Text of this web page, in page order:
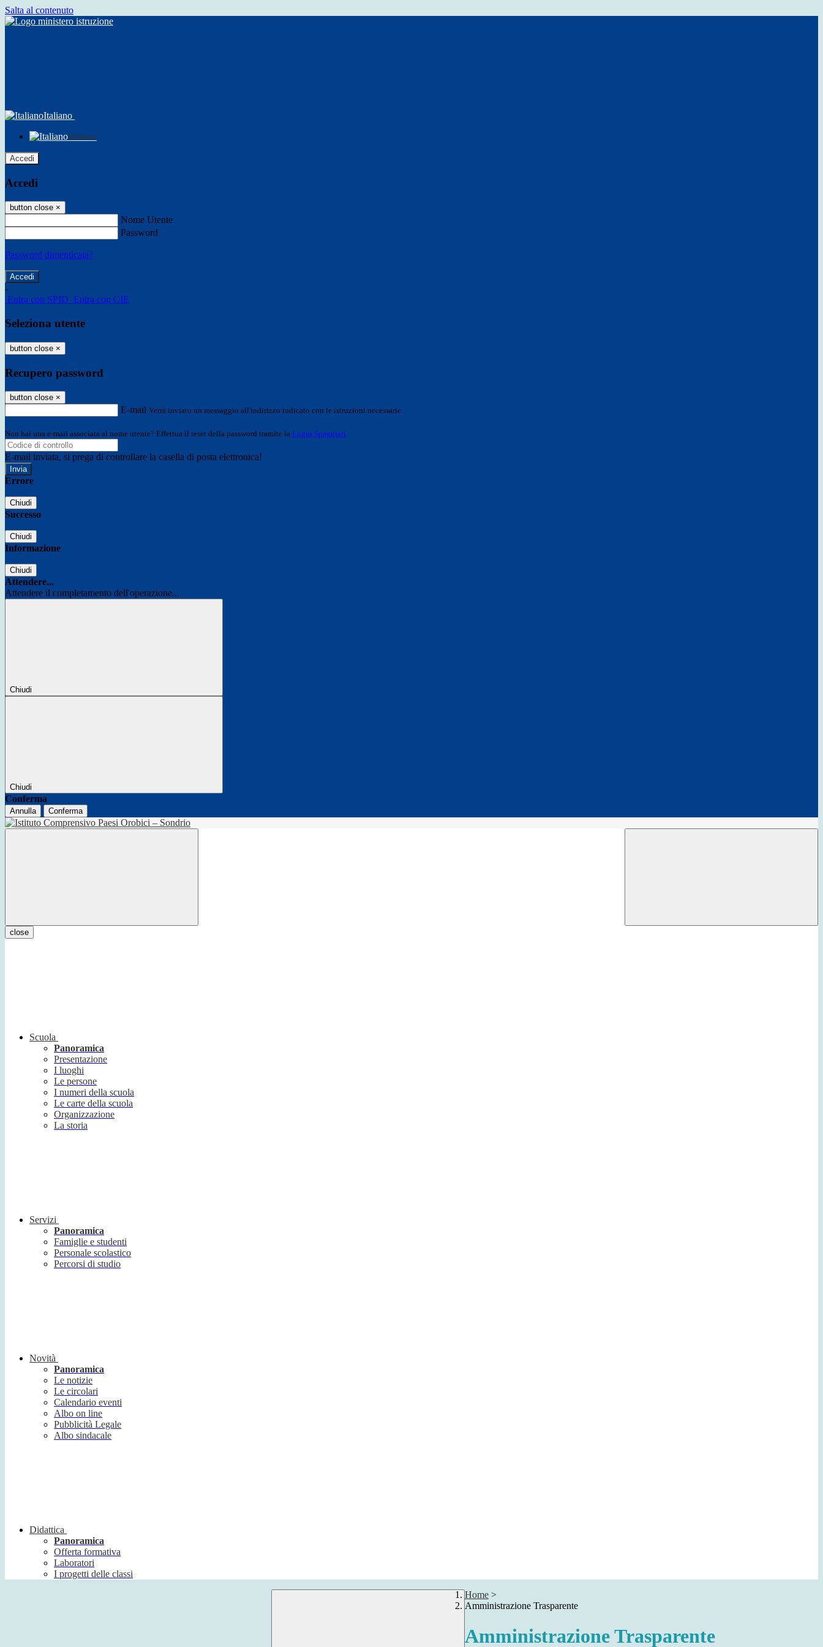
Salta al contenuto
Italiano
Italiano
Accedi
Accedi
button close ×
Nome Utente
Password
Password dimenticata?
-
Entra con SPID Entra con CIE
Seleziona utente
button close ×
Recupero password
button close ×
E-mail Verrà inviato un messaggio all'indirizzo indicato con le istruzioni necessarie.
Non hai una e-mail associata al nome utente? Effettua il reset della password tramite la Login Spaggiari
E-mail inviata, si prega di controllare la casella di posta elettronica!
Errore
Chiudi
Successo
Chiudi
Informazione
Chiudi
Attendere...
Attendere il completamento dell'operazione...
Chiudi
Chiudi
Conferma
Annulla Conferma
close
Scuola
Panoramica
Presentazione
I luoghi
Le persone
I numeri della scuola
Le carte della scuola
Organizzazione
La storia
Servizi
Panoramica
Famiglie e studenti
Personale scolastico
Percorsi di studio
Novità
Panoramica
Le notizie
Le circolari
Calendario eventi
Albo on line
Pubblicità Legale
Albo sindacale
Didattica
Panoramica
Offerta formativa
Laboratori
I progetti delle classi
Home >
Amministrazione Trasparente
Amministrazione Trasparente